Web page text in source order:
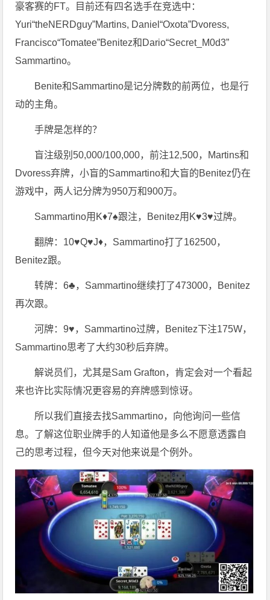
豪客赛的FT。目前还有四名选手在竞选中：
Yuri“theNERDguy”Martins, Daniel“Oxota”Dvoress,
Francisco“Tomatee”Benitez和Dario“Secret_M0d3”
Sammartino。
Benite和Sammartino是记分牌数的前两位，也是行
动的主角。
手牌是怎样的？
盲注级别50,000/100,000，前注12,500，Martins和
Dvoress弃牌，小盲的Sammartino和大盲的Benitez仍在
游戏中，两人记分牌为950万和900万。
Sammartino用K♦7♠跟注，Benitez用K♥3♥过牌。
翻牌：10♥Q♥J♦，Sammartino打了162500，
Benitez跟。
转牌：6♣，Sammartino继续打了473000，Benitez
再次跟。
河牌：9♥，Sammartino过牌，Benitez下注175W，
Sammartino思考了大约30秒后弃牌。
解说员们，尤其是Sam Grafton，肯定会对一个看起
来也许比实际情况更容易的弃牌感到惊讶。
所以我们直接去找Sammartino，向他询问一些信
息。了解这位职业牌手的人知道他是多么不愿意透露自
己的思考过程，但今天对他来说是个例外。